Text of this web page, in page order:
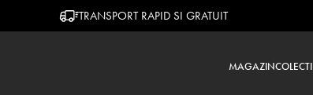
TRANSPORT RAPID SI GRATUIT
MAGAZIN